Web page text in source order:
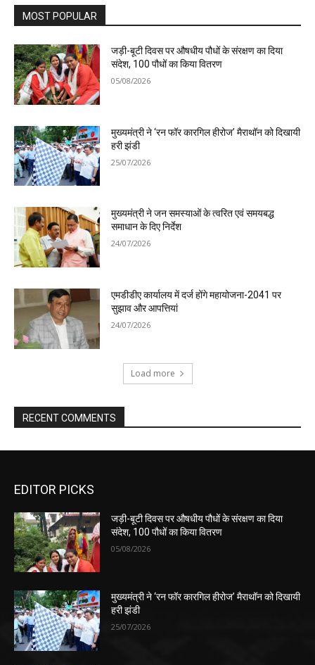
MOST POPULAR
जड़ी-बूटी दिवस पर औषधीय पौधों के संरक्षण का दिया
संदेश, 100 पौधों का किया वितरण
05/08/2026
मुख्यमंत्री ने ‘रन फॉर कारगिल हीरोज’ मैराथॉन को दिखायी
हरी झंडी
25/07/2026
मुख्यमंत्री ने जन समस्याओं के त्वरित एवं समयबद्ध
समाधान के दिए निर्देश
24/07/2026
एमडीडीए कार्यालय में दर्ज होंगे महायोजना-2041 पर
सुझाव और आपत्तियां
24/07/2026
Load more
RECENT COMMENTS
EDITOR PICKS
जड़ी-बूटी दिवस पर औषधीय पौधों के संरक्षण का दिया
संदेश, 100 पौधों का किया वितरण
05/08/2026
मुख्यमंत्री ने ‘रन फॉर कारगिल हीरोज’ मैराथॉन को दिखायी
हरी झंडी
25/07/2026